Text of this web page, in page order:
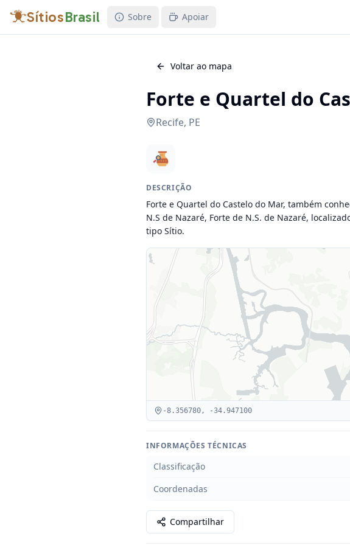
SítiosBrasil Sobre Apoiar
Voltar ao mapa
Forte e Quartel do
Recife, PE
DESCRIÇÃO
Forte e Quartel do Castelo do Mar, também
N.S de Nazaré, Forte de N.S. de Nazaré,
tipo Sítio.
-8.356780, -34.947100
INFORMAÇÕES TÉCNICAS
Classificação
Coordenadas
Compartilhar